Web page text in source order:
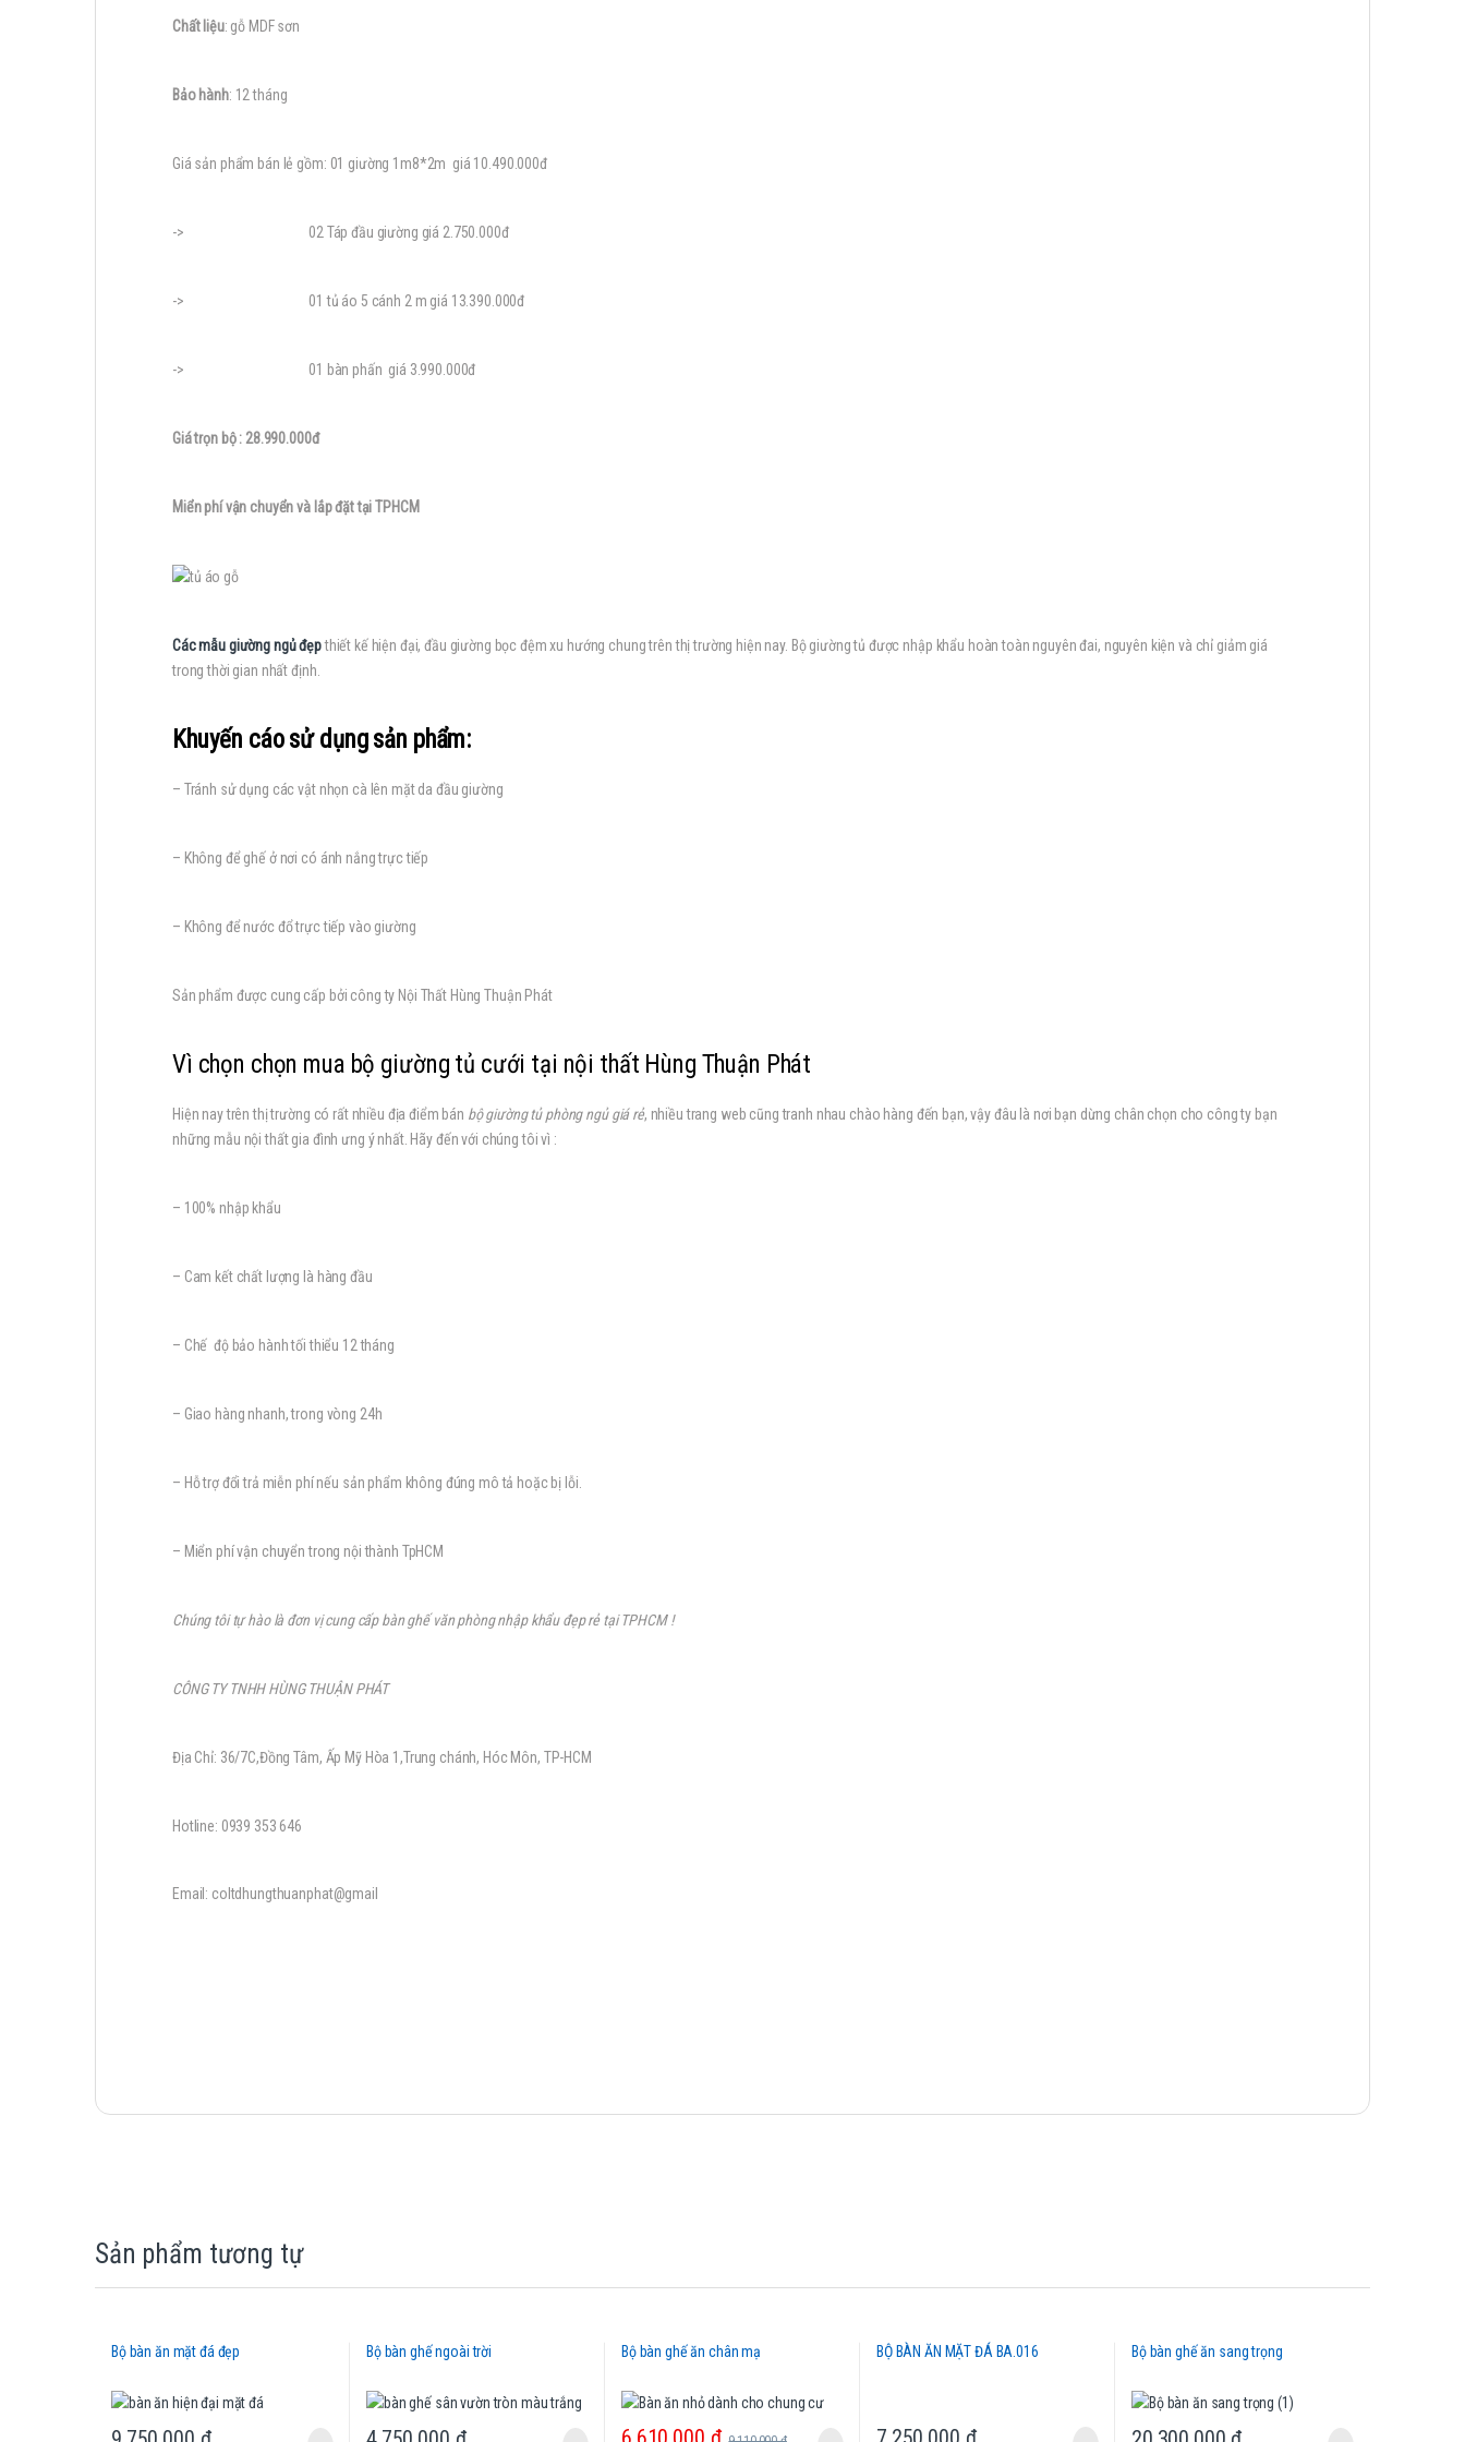
Chất liệu: gỗ MDF sơn
Bảo hành: 12 tháng
Giá sản phẩm bán lẻ gồm: 01 giường 1m8*2m giá 10.490.000đ
-> 02 Táp đầu giường giá 2.750.000đ
-> 01 tủ áo 5 cánh 2 m giá 13.390.000đ
-> 01 bàn phấn giá 3.990.000đ
Giá trọn bộ : 28.990.000đ
Miển phí vận chuyển và lắp đặt tại TPHCM
Các mẫu giường ngủ đẹpthiết kế hiện đại, đầu giường bọc đệm xu hướng chung trên thị trường hiện nay. Bộ giường tủ được nhập khẩu hoàn toàn nguyên đai, nguyên kiện và chỉ giảm giá
trong thời gian nhất định.
Khuyến cáo sử dụng sản phẩm:
– Tránh sử dụng các vật nhọn cà lên mặt da đầu giường
– Không để ghế ở nơi có ánh nắng trực tiếp
– Không để nước đổ trực tiếp vào giường
Sản phẩm được cung cấp bởi công ty Nội Thất Hùng Thuận Phát
Vì chọn chọn mua bộ giường tủ cưới tại nội thất Hùng Thuận Phát
Hiện nay trên thị trường có rất nhiều địa điểm bán bộ giường tủ phòng ngủ giá rẻ, nhiều trang web cũng tranh nhau chào hàng đến bạn, vậy đâu là nơi bạn dừng chân chọn cho công ty bạn
những mẫu nội thất gia đình ưng ý nhất. Hãy đến với chúng tôi vì :
– 100% nhập khẩu
– Cam kết chất lượng là hàng đầu
– Chế độ bảo hành tối thiểu 12 tháng
– Giao hàng nhanh, trong vòng 24h
– Hỗ trợ đổi trả miễn phí nếu sản phẩm không đúng mô tả hoặc bị lỗi.
– Miển phí vận chuyển trong nội thành TpHCM
Chúng tôi tự hào là đơn vị cung cấp bàn ghế văn phòng nhập khẩu đẹp rẻ tại TPHCM !
CÔNG TY TNHH HÙNG THUẬN PHÁT
Địa Chỉ: 36/7C,Đồng Tâm, Ấp Mỹ Hòa 1,Trung chánh, Hóc Môn, TP-HCM
Hotline: 0939 353 646
Email: coltdhungthuanphat@gmail
Sản phẩm tương tự
Bộ bàn ăn mặt đá đẹp Bộ bàn ghế ngoài trời Bộ bàn ghế ăn chân mạ BỘ BÀN ĂN MẶT ĐÁ BA.016 Bộ bàn ghế ăn sang trọng